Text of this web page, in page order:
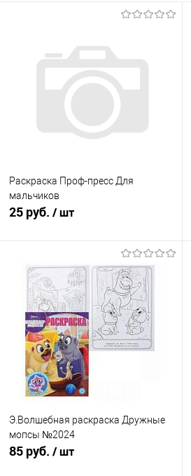
Раскраска Проф-пресс Для
мальчиков
25 руб. / шт
В корзину
Купить в 1 клик
К сравнению
В избранное
В наличии
Э.Волшебная раскраска Дружные
мопсы №2024
85 руб. / шт